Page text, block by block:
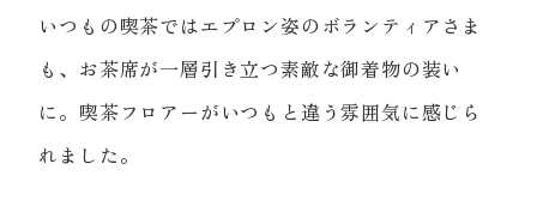
いつもの喫茶ではエプロン姿のボランティアさま
も、お茶席が一層引き立つ素敵な御着物の装い
に。喫茶フロアーがいつもと違う雰囲気に感じら
れました。